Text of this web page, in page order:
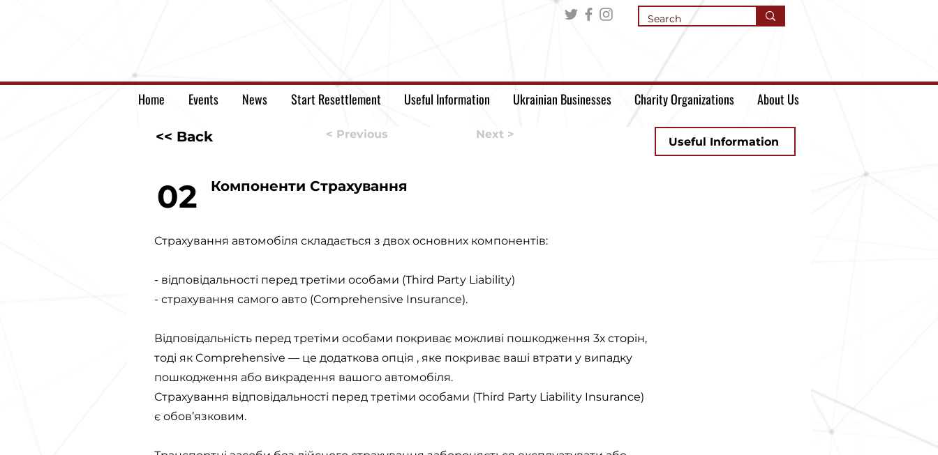
Home Events News Start Resettlement Useful Information Ukrainian Businesses Charity Organizations About Us
<< Back < Previous Next >
Useful Information
02 Компоненти Страхування
Страхування автомобіля складається з двох основних компонентів:
- відповідальності перед третіми особами (Third Party Liability)
- страхування самого авто (Comprehensive Insurance).
Відповідальність перед третіми особами покриває можливі пошкодження 3х сторiн,
тоді як Comprehensive — це додаткова опція , яке покриває ваші втрати у випадку
пошкодження або викрадення вашого автомобіля.
Страхування відповідальності перед третіми особами (Third Party Liability Insurance)
є обов’язковим.